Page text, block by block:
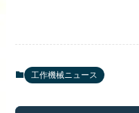
工作機械ニュース